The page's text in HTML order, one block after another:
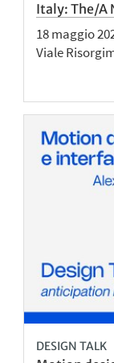
Italy: The/A
18 maggio
Viale
DESIGN TALK